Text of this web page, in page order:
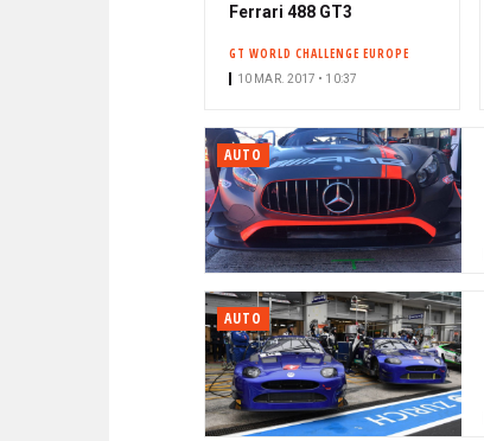
Ferrari 488 GT3
GT WORLD CHALLENGE EUROPE
10 MAR. 2017 • 10:37
AUTO
AUTO